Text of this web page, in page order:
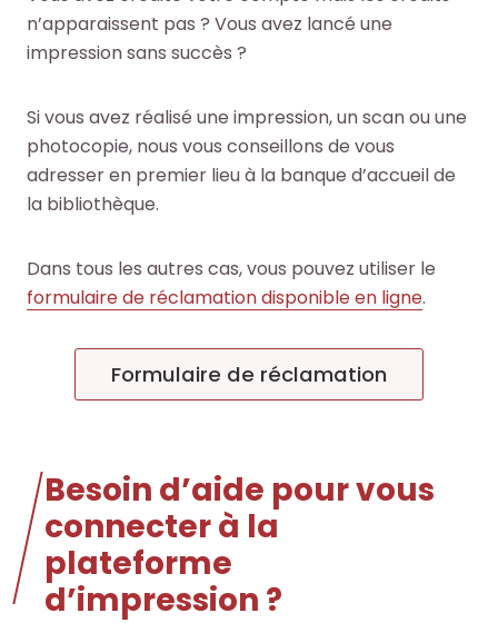
i
o
h
è
q
u
Octo+
i
o
h
è
q
u
Octo+
n’apparaissent pas ? Vous avez lancé une
impression sans succès ?
Si vous avez réalisé une impression, un scan ou une
photocopie, nous vous conseillons de vous
adresser en premier lieu à la banque d’accueil de
la bibliothèque.
Dans tous les autres cas, vous pouvez utiliser le
formulaire de réclamation disponible en ligne.
Formulaire de réclamation
Besoin d’aide pour vous
connecter à la
plateforme
d’impression ?